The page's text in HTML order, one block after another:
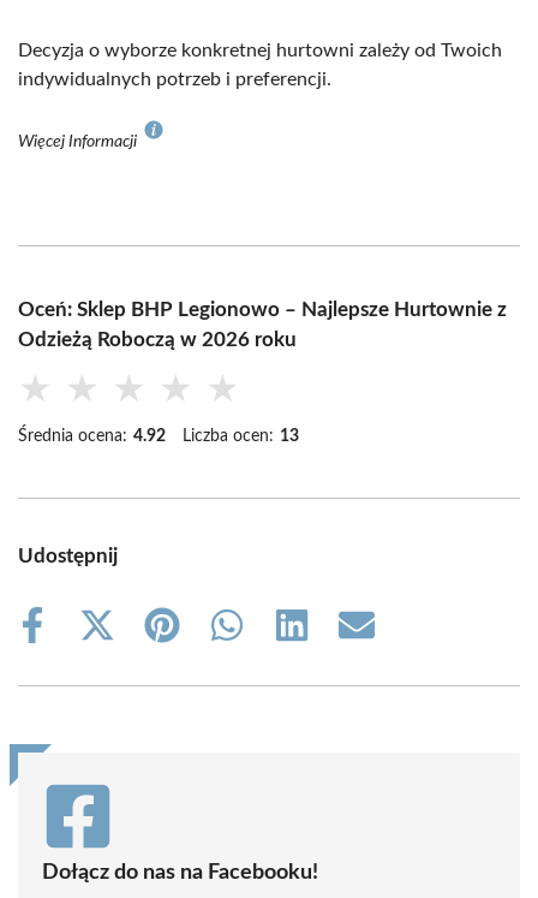
Decyzja o wyborze konkretnej hurtowni zależy od Twoich
indywidualnych potrzeb i preferencji.
Więcej Informacji
Oceń: Sklep BHP Legionowo – Najlepsze Hurtownie z
Odzieżą Roboczą w 2026 roku
★ ★ ★ ★ ★
Średnia ocena: 4.92 Liczba ocen: 13
Udostępnij
Share
Share
(Twitter)
Share
Share
Share
Share
Dołącz do nas na Facebooku!